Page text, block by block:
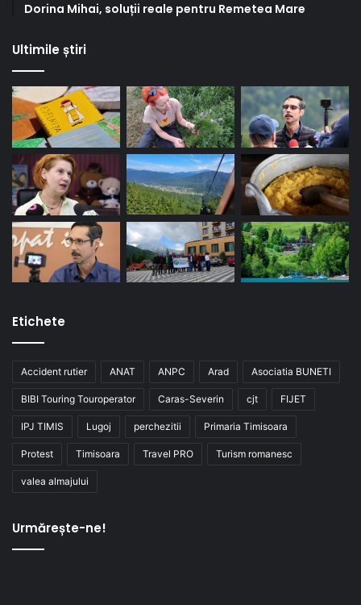
Dorina Mihai, soluții reale pentru Remetea Mare
Ultimile știri
Etichete
Accident rutier ANAT ANPC Arad Asociatia BUNETI
BIBI Touring Touroperator Caras-Severin cjt FIJET
IPJ TIMIS Lugoj perchezitii Primaria Timisoara
Protest Timisoara Travel PRO Turism romanesc
valea almajului
Urmărește-ne!